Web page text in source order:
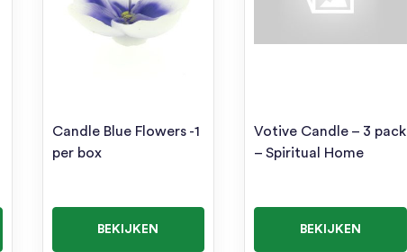
Candle Blue Flowers -1
per box
BEKIJKEN
Votive Candle – 3 pack
– Spiritual Home
BEKIJKEN